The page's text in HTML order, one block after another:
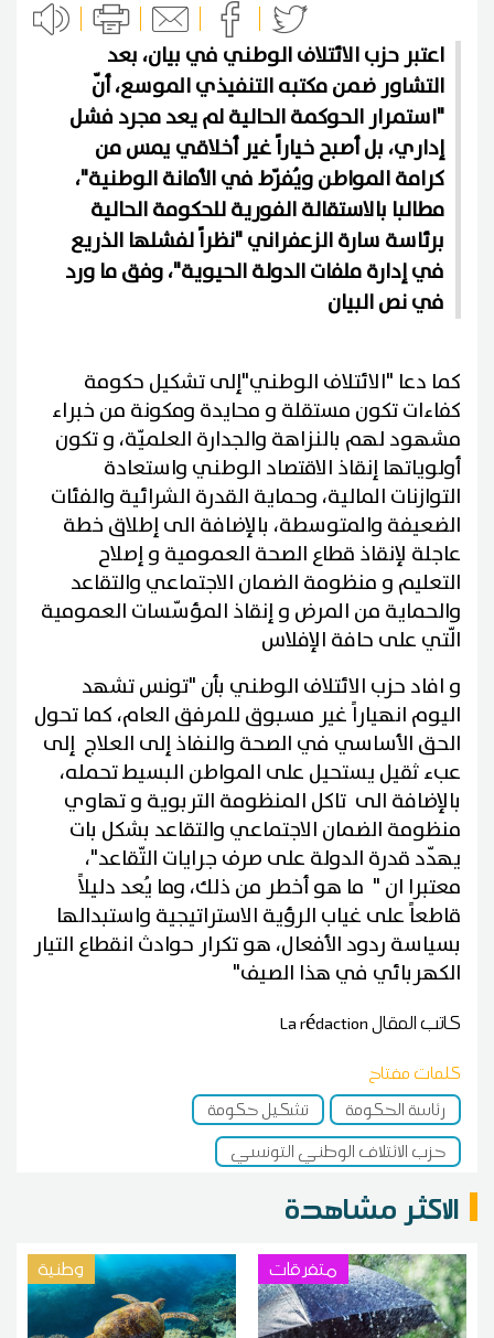
اعتبر حزب الائتلاف الوطني في بيان، بعد
التشاور ضمن مكتبه التنفيذي الموسع، أنّ
"استمرار الحوكمة الحالية لم يعد مجرد فشل
إداري، بل أصبح خياراً غير أخلاقي يمس من
كرامة المواطن ويُفرّط في الأمانة الوطنية"،
مطالبا بالاستقالة الفورية للحكومة الحالية
برئاسة سارة الزعفراني "نظراً لفشلها الذريع
في إدارة ملفات الدولة الحيوية"، وفق ما ورد
في نص البيان
كما دعا "الائتلاف الوطني"إلى تشكيل حكومة
كفاءات تكون مستقلة و محايدة ومكونة من خبراء
مشهود لهم بالنزاهة والجدارة العلميّة، و تكون
أولوياتها إنقاذ الاقتصاد الوطني واستعادة
التوازنات المالية، وحماية القدرة الشرائية والفئات
الضعيفة والمتوسطة، بالإضافة الى إطلاق خطة
عاجلة لإنقاذ قطاع الصحة العمومية و إصلاح
التعليم و منظومة الضمان الاجتماعي والتقاعد
والحماية من المرض و إنقاذ المؤسّسات العمومية
الّتي على حافة الإفلاس
و افاد حزب الائتلاف الوطني بأن "تونس تشهد
اليوم انهياراً غير مسبوق للمرفق العام، كما تحول
الحق الأساسي في الصحة والنفاذ إلى العلاج إلى
عبء ثقيل يستحيل على المواطن البسيط تحمله،
بالإضافة الى تاكل المنظومة التربوية و تهاوي
منظومة الضمان الاجتماعي والتقاعد بشكل بات
يهدّد قدرة الدولة على صرف جرايات التّقاعد"،
معتبرا ان " ما هو أخطر من ذلك، وما يُعد دليلاً
قاطعاً على غياب الرؤية الاستراتيجية واستبدالها
بسياسة ردود الأفعال، هو تكرار حوادث انقطاع التيار
الكهربائي في هذا الصيف"
كاتب المقالLa rédaction
كلمات مفتاح
رئاسة الحكومة
تشكيل حكومة
حزب الائتلاف الوطني التونسي
الاكثر مشاهدة
متفرقات وطنية